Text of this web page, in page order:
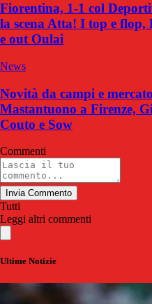
Fiorentina, 1-1 col
la scena Atta! I top e flop,
e out Oulai
News
Novità da campi e
Mastantuono a Firenze,
Couto e Sow
Commenti
Invia Commento
Tutti
Leggi altri commenti
Ultime Notizie